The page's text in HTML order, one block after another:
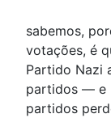
sabemos,
votações, é
Partido Nazi
partidos — e
partidos